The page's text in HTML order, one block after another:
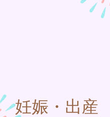
妊娠・出産